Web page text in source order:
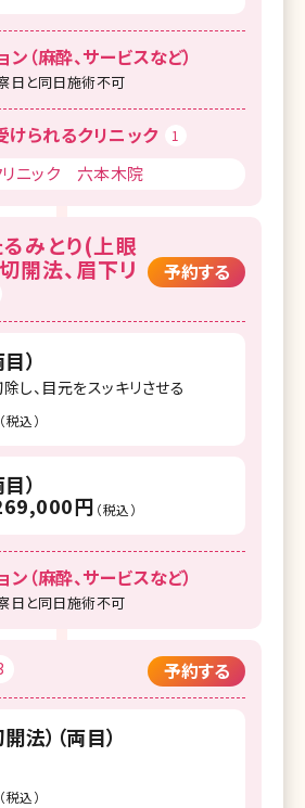
ン（麻酔、サービスなど）
日と同日施術不可
けられるクリニック 1
リニック 六本木院
みとり(上眼
開法、眉下リ
予約する
）
し、目元をスッキリさせる
（税込）
）
円 （税込）
ン（麻酔、サービスなど）
日と同日施術不可
予約する
法）（両目）
（税込）